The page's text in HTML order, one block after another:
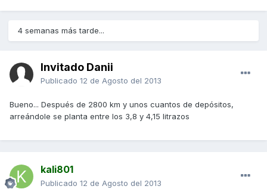
4 semanas más tarde...
Invitado Danii
Publicado 12 de Agosto del 2013
Bueno... Después de 2800 km y unos cuantos de depósitos,
arreándole se planta entre los 3,8 y 4,15 litrazos
kali801
Publicado 12 de Agosto del 2013